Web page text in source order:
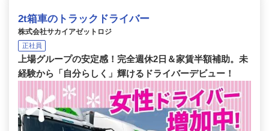
2t箱車のトラックドライバー
株式会社サカイアゼットロジ
正社員
上場グループの安定感！完全週休2日＆家賃半額補助。未
経験から「自分らしく」輝けるドライバーデビュー！